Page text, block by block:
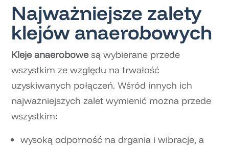
Najważniejsze zalety
klejów anaerobowych
Kleje anaerobowesą wybierane przede
wszystkim ze względu na trwałość
uzyskiwanych połączeń. Wśród innych ich
najważniejszych zalet wymienić można przede
wszystkim:
wysoką odporność na drgania i wibracje, a